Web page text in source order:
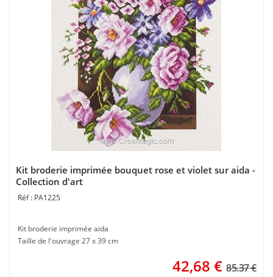
Kit broderie imprimée bouquet rose et violet sur aida -
Collection d'art
PA1225
Kit broderie imprimée aida
Taille de l'ouvrage 27 x 39 cm
42,68 € 85.37 €